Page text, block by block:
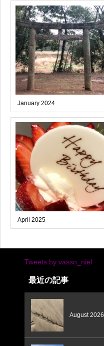
January 2024
April 2025
Tweets by vasso_niel
最近の記事
August 2026